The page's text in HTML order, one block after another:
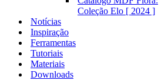
Coleção Elo [ 2024 ]
Notícias
Inspiração
Ferramentas
Tutoriais
Materiais
Downloads